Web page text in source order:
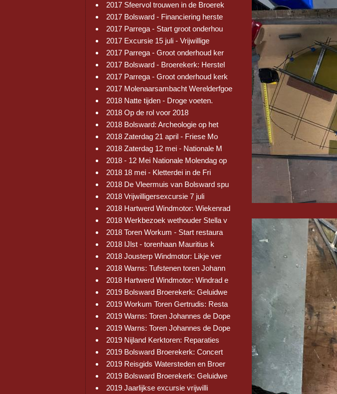
2017 Sfeervol trouwen in de Broerek
2017 Bolsward - Financiering herste
2017 Parrega - Start groot onderhou
2017 Excursie 15 juli - Vrijwillige
2017 Parrega - Groot onderhoud ker
2017 Bolsward - Broerekerk: Herstel
2017 Parrega - Groot onderhoud kerk
2017 Molenaarsambacht Werelderfgoe
2018 Natte tijden - Droge voeten.
2018 Op de rol voor 2018
2018 Bolsward: Archeologie op het
2018 Zaterdag 21 april - Friese Mo
2018 Zaterdag 12 mei - Nationale M
2018 - 12 Mei Nationale Molendag op
2018 18 mei - Kletterdei in de Fri
2018 De Vleermuis van Bolsward spu
2018 Vrijwilligersexcursie 7 juli
2018 Hartwerd Windmotor: Wiekenrad
2018 Werkbezoek wethouder Stella v
2018 Toren Workum - Start restaura
2018 IJlst - torenhaan Mauritius k
2018 Jousterp Windmotor: Likje ver
2018 Warns: Tufstenen toren Johann
2018 Hartwerd Windmotor: Windrad e
2019 Bolsward Broerekerk: Geluidwe
2019 Workum Toren Gertrudis: Resta
2019 Warns: Toren Johannes de Dope
2019 Warns: Toren Johannes de Dope
2019 Nijland Kerktoren: Reparaties
2019 Bolsward Broerekerk: Concert
2019 Reisgids Watersteden en Broer
2019 Bolsward Broerekerk: Geluidwe
2019 Jaarlijkse excursie vrijwilli